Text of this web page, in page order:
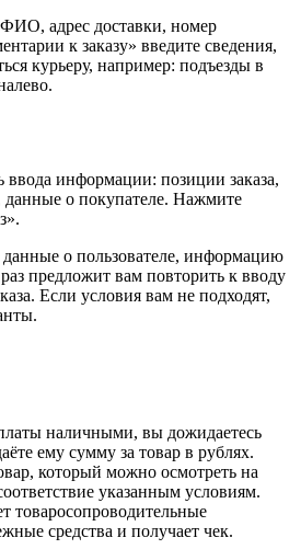
адрес доставки, номер
к заказу» введите сведения,
курьеру, например: подъезды в
ввода информации: позиции заказа,
о покупателе. Нажмите
о пользователе, информацию
предложит вам повторить к вводу
Если условия вам не подходят,
наличными, вы дожидаетесь
ему сумму за товар в рублях.
который можно осмотреть на
указанным условиям.
товаросопроводительные
средства и получает чек.